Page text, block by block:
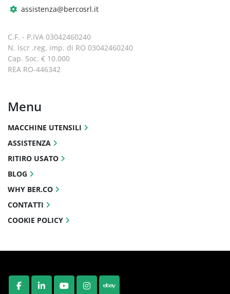
FACEBOOK
LINKEDINYOUTUBEINSTAGRAM
EBAY
assistenza@bercosrl.it
C.F. - P.IVA 03042460240
N. iscr .reg. imp. di RO 03042460240
Cap. Soc. € 10.000
REA RO-446342
Menu
MACCHINE UTENSILI
ASSISTENZA
RITIRO USATO
BLOG
WHY BER.CO
CONTATTI
COOKIE POLICY